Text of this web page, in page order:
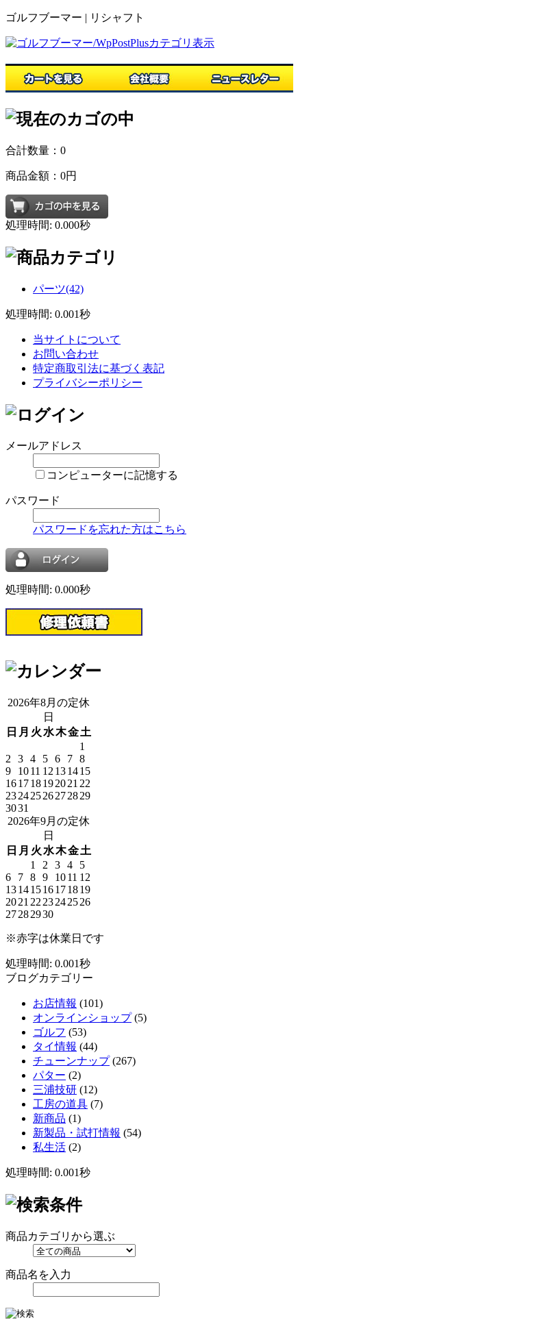
ゴルフブーマー | リシャフト
合計数量： 0
商品金額： 0円
処理時間: 0.000秒
パーツ(42)
処理時間: 0.001秒
当サイトについて
お問い合わせ
特定商取引法に基づく表記
プライバシーポリシー
メールアドレス
コンピューターに記憶する
パスワード
パスワードを忘れた方はこちら
処理時間: 0.000秒
2026年8月の定休
日
日 月 火 水木金土
1
2
3 4 5 6 7 8
9
1011 12 131415
161718192021 22
23242526272829
3031
2026年9月の定休
日
日 月 火 水木金土
1
2 3 4
5
6
7 8 9 1011 12
13141516171819
2021 22 23242526
27282930
※赤字は休業日です
処理時間: 0.001秒
ブログカテゴリー
お店情報 (101)
オンラインショップ(5)
ゴルフ (53)
タイ情報 (44)
チューンナップ(267)
パター (2)
三浦技研 (12)
工房の道具 (7)
新商品 (1)
新製品・試打情報 (54)
私生活 (2)
処理時間: 0.001秒
商品カテゴリから選ぶ
商品名を入力